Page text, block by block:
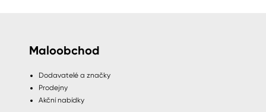
Maloobchod
Dodavatelé a značky
Prodejny
Akční nabídky